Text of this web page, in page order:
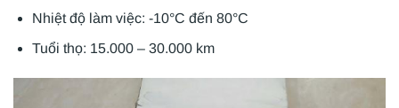
Nhiệt độ làm việc: -10°C đến 80°C
Tuổi thọ: 15.000 – 30.000 km